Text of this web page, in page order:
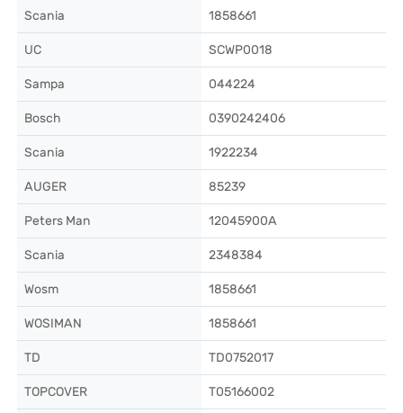
Scania 1858661
UC SCWP0018
Sampa 044224
Bosch 0390242406
Scania 1922234
AUGER 85239
Peters Man 12045900A
Scania 2348384
Wosm 1858661
WOSIMAN 1858661
TD TD0752017
TOPCOVER T05166002